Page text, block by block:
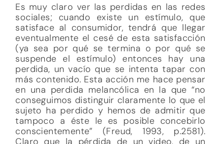
Es muy claro ver las perdidas en las redes
sociales; cuando existe un estímulo, que
satisface al consumidor, tendrá que llegar
eventualmente el cesé de esta satisfacción
(ya sea por qué se termina o por qué se
suspende el estímulo) entonces hay una
perdida, un vacío que se intenta tapar con
más contenido. Esta acción me hace pensar
en una perdida melancólica en la que “no
conseguimos distinguir claramente lo que el
sujeto ha perdido y hemos de admitir que
tampoco a éste le es posible concebirlo
conscientemente” (Freud, 1993, p.2581).
Claro que la pérdida de un video, de un